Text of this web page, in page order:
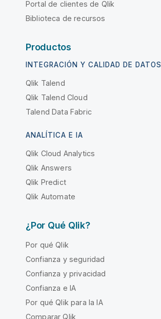
Portal de clientes de Qlik
Biblioteca de recursos
Productos
INTEGRACIÓN Y CALIDAD DE DATOS
Qlik Talend
Qlik Talend Cloud
Talend Data Fabric
ANALÍTICA E IA
Qlik Cloud Analytics
Qlik Answers
Qlik Predict
Qlik Automate
¿Por Qué Qlik?
Por qué Qlik
Confianza y seguridad
Confianza y privacidad
Confianza e IA
Por qué Qlik para la IA
Comparar Qlik